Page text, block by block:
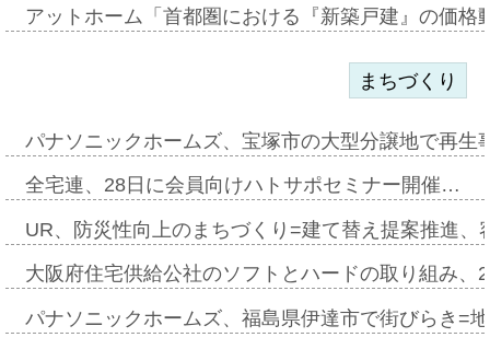
アットホーム「首都圏における『新築戸建』の価
まちづくり
パナソニックホームズ、宝塚市の大型分譲地で再
全宅連、28日に会員向けハトサポセミナー開催…
UR、防災性向上のまちづくり=建て替え提案推進
大阪府住宅供給公社のソフトとハードの取り組み
パナソニックホームズ、福島県伊達市で街びらき=